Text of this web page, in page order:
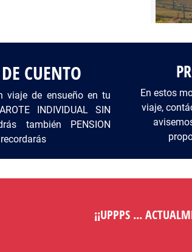
CUENTO
viaje de ensueño en tu
INDIVIDUAL SIN
también PENSION
En estos
viaje,
¡¡UPPPS ...